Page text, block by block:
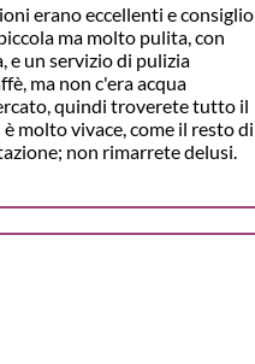
erano eccellenti e consiglio
ma molto pulita, con
e un servizio di pulizia
ma non c'era acqua
quindi troverete tutto il
molto vivace, come il resto di
non rimarrete delusi.